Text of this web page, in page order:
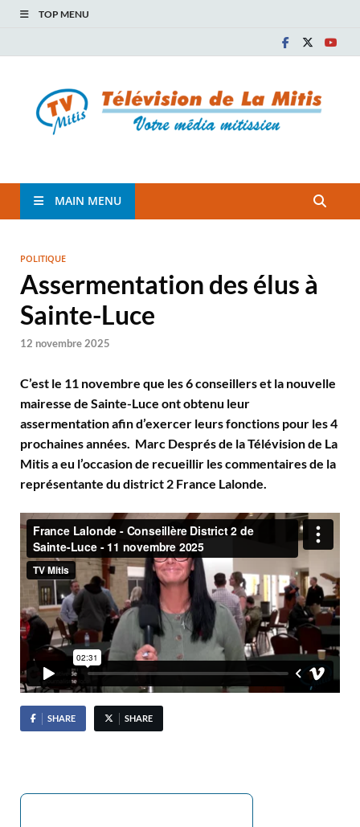
TOP MENU
TVM
MAIN MENU
POLITIQUE
Assermentation des élus à
Sainte-Luce
12 novembre 2025
C’est le 11 novembre que les 6 conseillers et la nouvelle
mairesse de Sainte-Luce ont obtenu leur
assermentation afin d’exercer leurs fonctions pour les 4
prochaines années. Marc Després de la Télévision de La
Mitis a eu l’occasion de recueillir les commentaires de la
représentante du district 2 France Lalonde.
SHARE SHARE